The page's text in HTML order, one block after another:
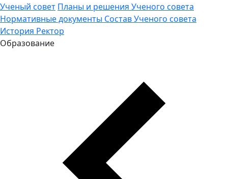
Ученый совет Планы и решения Ученого совета
Нормативные документы Состав Ученого совета
История Ректор
Образование